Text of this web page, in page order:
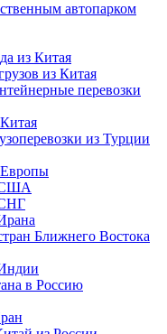
автопарком
из Китая
из Китая
перевозки
из Турции
Европы
США
СНГ
Ближнего Востока
в Россию